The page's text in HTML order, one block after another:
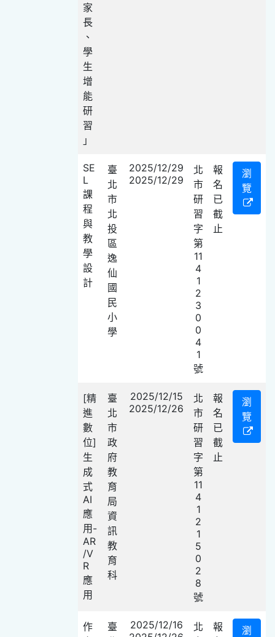
家
長
、
學
生
增
能
研
習
」
SE
L
課
程
與
教
學
設
計
臺
北
市
北
投
區
逸
仙
國
民
小
學
2025/12/29
2025/12/29
北
市
研
習
字
第
11
4
1
2
3
0
0
4
1
號
報
名
已
截
止
瀏
覽
[精
進
數
位]
生
成
式
AI
應
用-
AR
/V
R
應
用
臺
北
市
政
府
教
育
局
資
訊
教
育
科
2025/12/15
2025/12/26
北
市
研
習
字
第
11
4
1
2
1
5
0
2
8
號
報
名
已
截
止
瀏
覽
作
臺
2025/12/16
北
報
瀏